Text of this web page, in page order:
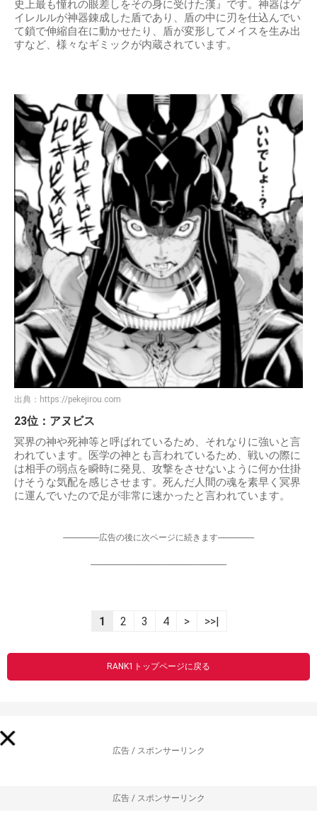
史上最も憧れの眼差しをその身に受けた漢』です。神器はゲ
イレルルが神器錬成した盾であり、盾の中に刃を仕込んでい
て鎖で伸縮自在に動かせたり、盾が変形してメイスを生み出
すなど、様々なギミックが内蔵されています。
出典： https://pekejirou.com
23位：アヌビス
冥界の神や死神等と呼ばれているため、それなりに強いと言
われています。医学の神とも言われているため、戦いの際に
は相手の弱点を瞬時に発見、攻撃をさせないように何か仕掛
けそうな気配を感じさせます。死んだ人間の魂を素早く冥界
に運んでいたので足が非常に速かったと言われています。
-----------------広告の後に次ページに続きます-----------------
----------------------------------------------------------------
1 2 3 4 > >>|
RANK1トップページに戻る
広告 / スポンサーリンク
広告 / スポンサーリンク